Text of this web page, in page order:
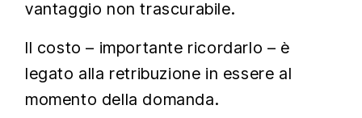
vantaggio non trascurabile.
Il costo – importante ricordarlo – è
legato alla retribuzione in essere al
momento della domanda.